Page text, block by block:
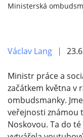
Ministerská
Václav Lang
Ministr práce a
začátkem května v
ombudsmanky.
veřejnosti známou
Noskovou. Ta do